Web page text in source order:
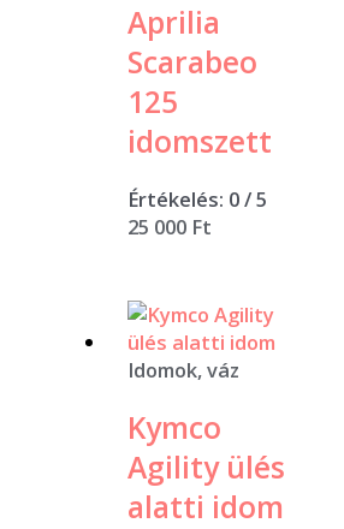
Aprilia
Scarabeo
125
idomszett
Értékelés: 0/ 5
25 000 Ft
Idomok, váz
Kymco
Agility ülés
alatti idom